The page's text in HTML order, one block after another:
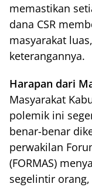
memastikan
dana CSR
masyarakat
keterangannya.
Harapan dari
Masyarakat
polemik ini
benar-benar
perwakilan
(FORMAS)
segelintir